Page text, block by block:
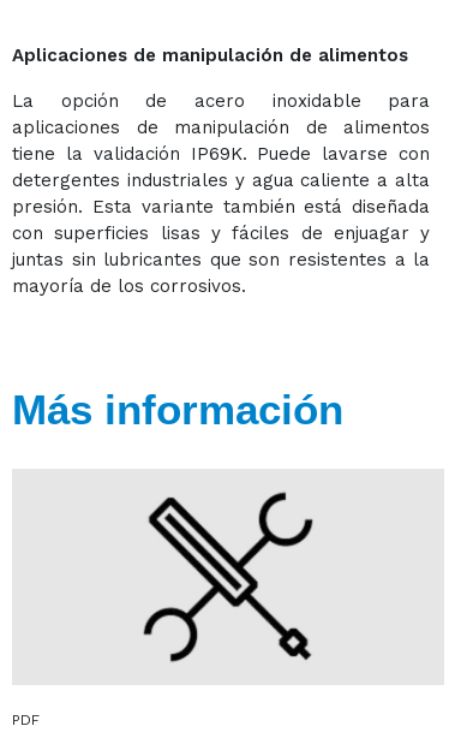
Aplicaciones de manipulación de alimentos
La opción de acero inoxidable para
aplicaciones de manipulación de alimentos
tiene la validación IP69K. Puede lavarse con
detergentes industriales y agua caliente a alta
presión. Esta variante también está diseñada
con superficies lisas y fáciles de enjuagar y
juntas sin lubricantes que son resistentes a la
mayoría de los corrosivos.
Más información
PDF